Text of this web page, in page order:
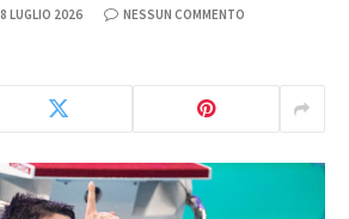
8 LUGLIO 2026 NESSUN COMMENTO